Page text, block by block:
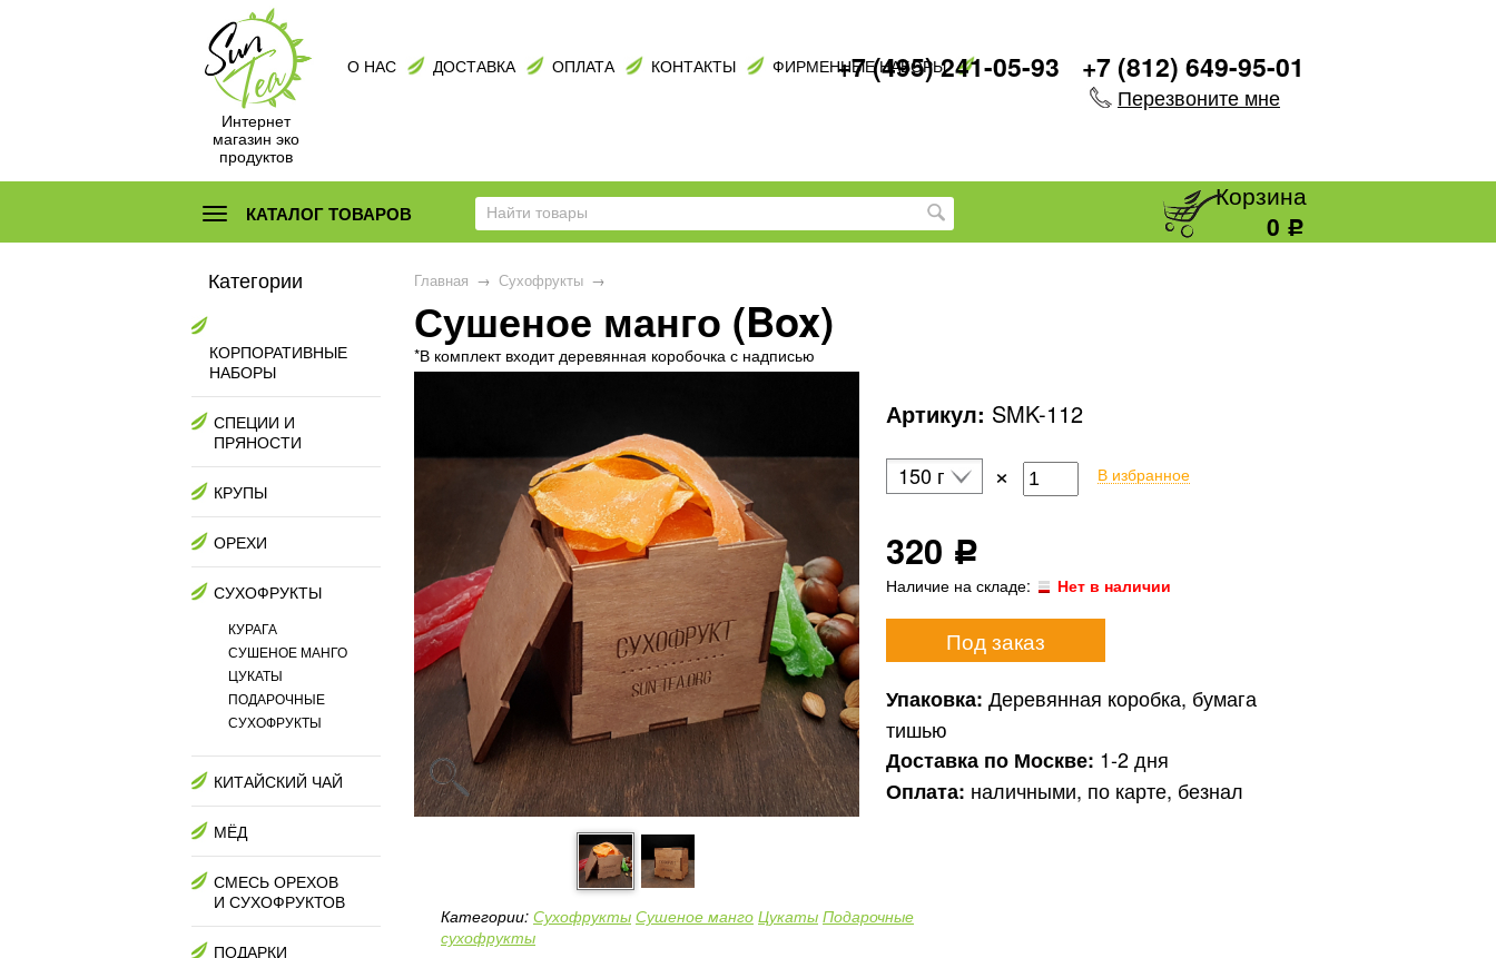
Интернет
магазин эко
продуктов
О НАС ДОСТАВКА ОПЛАТА КОНТАКТЫ ФИРМЕННЫЕ НАБОРЫ
+7 (495) 241-05-93 +7 (812) 649-95-01
Перезвоните мне
КАТАЛОГ ТОВАРОВ
Корзина
0 Р
Главная → Сухофрукты →
Категории
КОРПОРАТИВНЫЕ
НАБОРЫ
СПЕЦИИ И
ПРЯНОСТИ
КРУПЫ
ОРЕХИ
СУХОФРУКТЫ
КУРАГА
СУШЕНОЕ МАНГО
ЦУКАТЫ
ПОДАРОЧНЫЕ
СУХОФРУКТЫ
КИТАЙСКИЙ ЧАЙ
МЁД
СМЕСЬ ОРЕХОВ
И СУХОФРУКТОВ
ПОДАРКИ
Сушеное манго (Box)
*В комплект входит деревянная коробочка с надписью
Артикул: SMK-112
150 г × В избранное
320 Р
Наличие на складе: Нет в наличии
Под заказ
Упаковка: Деревянная коробка, бумага
тишью
Доставка по Москве: 1-2 дня
Оплата: наличными, по карте, безнал
Категории: Сухофрукты Сушеное манго Цукаты Подарочные
сухофрукты